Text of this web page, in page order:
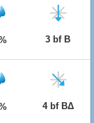
3 bf Β
4 bf ΒΔ